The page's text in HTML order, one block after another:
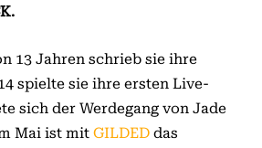
13 Jahren schrieb sie ihre
spielte sie ihre ersten Live-
sich der Werdegang von Jade
Mai ist mit GILDED das